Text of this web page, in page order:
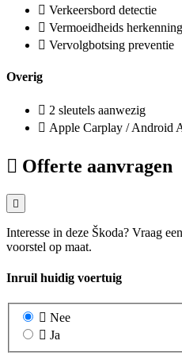
Verkeersbord detectie
Vermoeidheids herkenning
Vervolgbotsing preventie
Overig
2 sleutels aanwezig
Apple Carplay / Android
Offerte aanvragen
Interesse in deze Škoda? Vraag
voorstel op maat.
Inruil huidig voertuig
Nee
Ja